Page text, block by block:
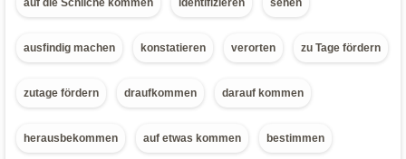
ausfindig machen konstatieren verorten zu Tage fördern
zutage fördern draufkommen darauf kommen
herausbekommen auf etwas kommen bestimmen